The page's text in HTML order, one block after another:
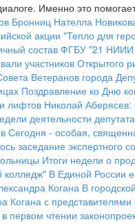
Именно это
Бронниц Нателла
акции "Тепло для
состав ФГБУ "21
участников
Ветеранов города
Поздравление ко Дню
лифтов Николай Аберясев:
деятельности
Сегодня - особая,
заседание экспертного
Итоги недели о
колледж" В Единой России
Когана В
Когана с
первом чтении